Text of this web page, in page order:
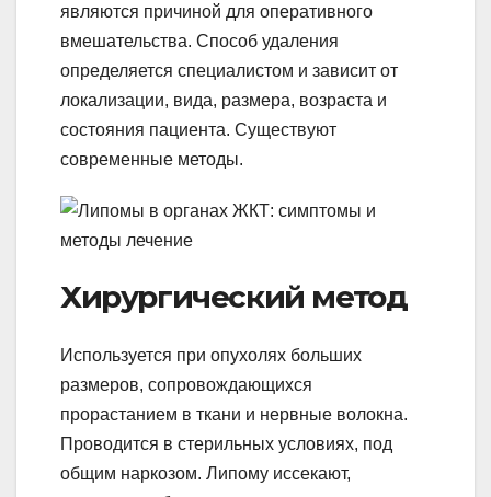
являются причиной для оперативного
вмешательства. Способ удаления
определяется специалистом и зависит от
локализации, вида, размера, возраста и
состояния пациента. Существуют
современные методы.
Хирургический метод
Используется при опухолях больших
размеров, сопровождающихся
прорастанием в ткани и нервные волокна.
Проводится в стерильных условиях, под
общим наркозом. Липому иссекают,